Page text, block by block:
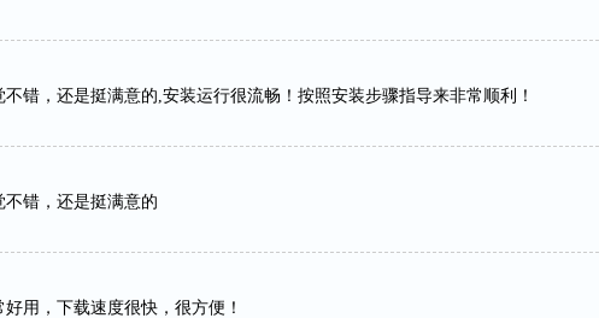
不错，还是挺满意的,安装运行很流畅！按照安装步骤指导来非常顺利！
不错，还是挺满意的
好用，下载速度很快，很方便！